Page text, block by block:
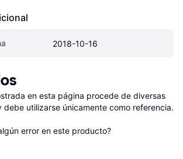
2018-10-16
en esta página procede de diversas
debe utilizarse únicamente como referencia.
error en este producto?